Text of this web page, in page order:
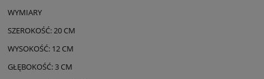
WYMIARY
SZEROKOŚĆ: 20 CM
WYSOKOŚĆ: 12 CM
GŁĘBOKOŚĆ: 3 CM